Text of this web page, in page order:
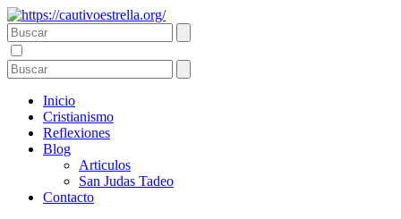
Inicio
Cristianismo
Reflexiones
Blog
Articulos
San Judas Tadeo
Contacto